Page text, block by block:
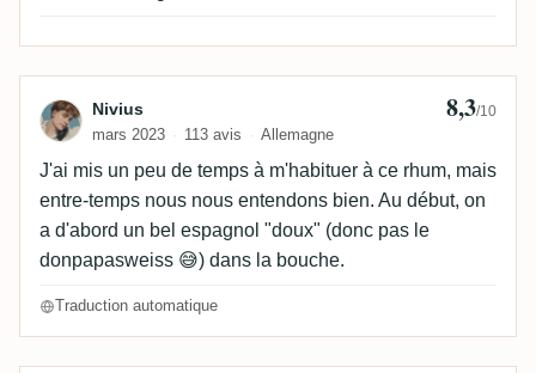
Avis de Nivius
Nivius
mars 2023 113 avis Allemagne
8,3/10
J'ai mis un peu de temps à m'habituer à ce rhum, mais
entre-temps nous nous entendons bien. Au début, on
a d'abord un bel espagnol "doux" (donc pas le
donpapasweiss 😅) dans la bouche.
Traduction automatique